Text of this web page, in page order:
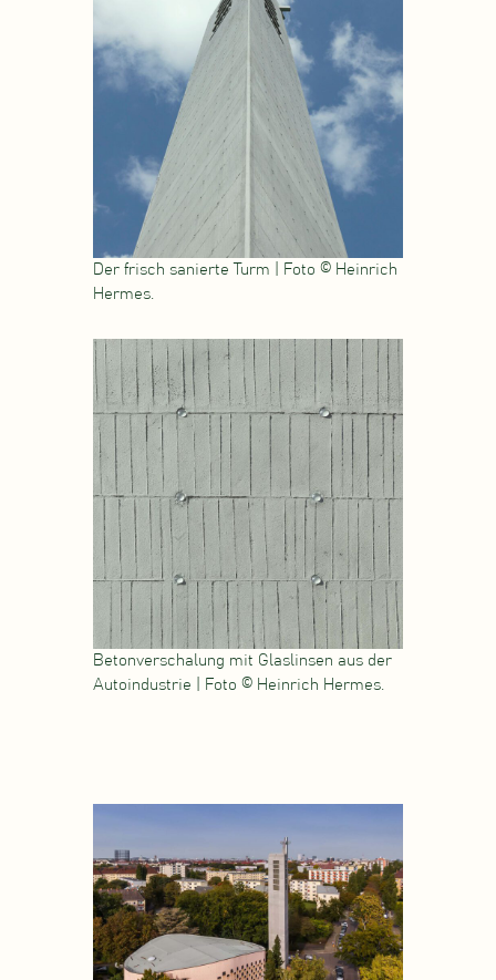
Der frisch sanierte Turm | Foto © Heinrich
Hermes.
Betonverschalung mit Glaslinsen aus der
Autoindustrie | Foto © Heinrich Hermes.